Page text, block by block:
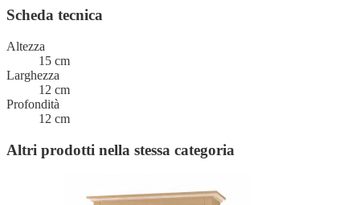
Scheda tecnica
Altezza
15 cm
Larghezza
12 cm
Profondità
12 cm
Altri prodotti nella stessa categoria